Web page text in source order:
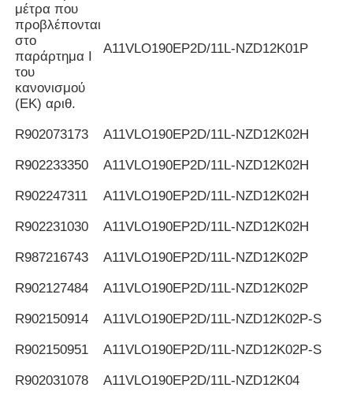
μέτρα που
προβλέπονται
στο
παράρτημα I
του
κανονισμού
(ΕΚ) αριθ.
Α11VLO190EP2D/11L-NZD12K01P
R902073173 Α11VLO190EP2D/11L-NZD12K02H
R902233350 Α11VLO190EP2D/11L-NZD12K02H
R902247311 Α11VLO190EP2D/11L-NZD12K02H
R902231030 Α11VLO190EP2D/11L-NZD12K02H
R987216743 Α11VLO190EP2D/11L-NZD12K02P
R902127484 Α11VLO190EP2D/11L-NZD12K02P
R902150914 Α11VLO190EP2D/11L-NZD12K02P-S
R902150951 Α11VLO190EP2D/11L-NZD12K02P-S
R902031078 Α11VLO190EP2D/11L-NZD12K04